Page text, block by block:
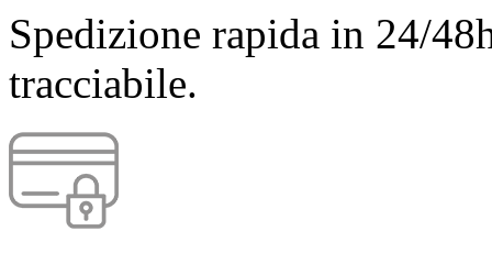
Spedizione rapida in 24/
tracciabile.